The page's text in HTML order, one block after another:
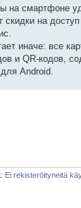
на смартфоне
скидки на
иначе: все
и QR-кодов,
Android.
Ei rekisteröityneitä